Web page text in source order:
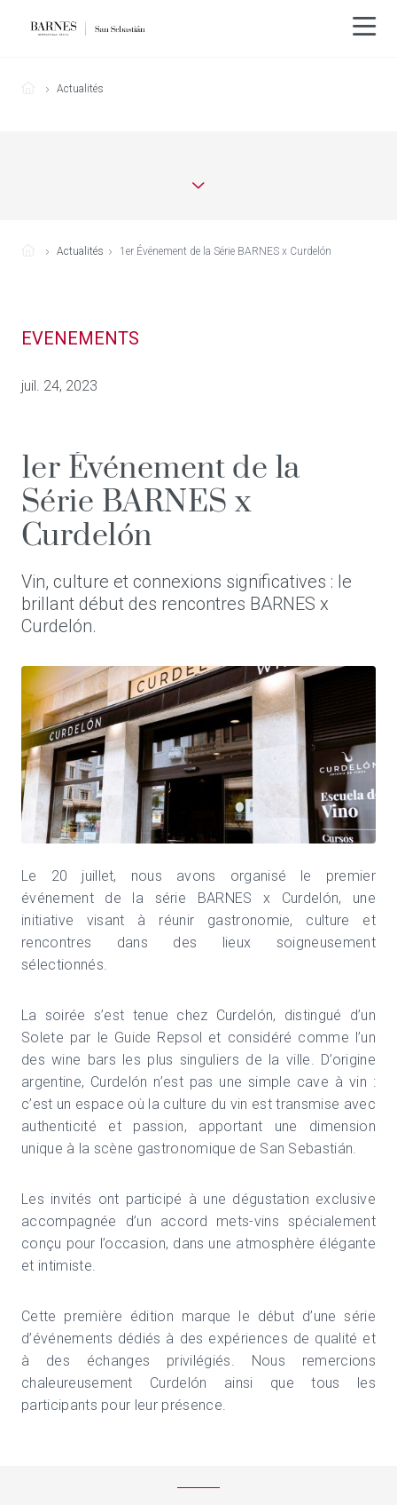
Actualités
Actualités 1er Événement de la Série BARNES x Curdelón
EVENEMENTS
juil. 24, 2023
1er Événement de la
Série BARNES x
Curdelón
Vin, culture et connexions significatives : le
brillant début des rencontres BARNES x
Curdelón.
Le 20 juillet, nous avons organisé le premier
événement de la série BARNES x Curdelón, une
initiative visant à réunir gastronomie, culture et
rencontres dans des lieux soigneusement
sélectionnés.
La soirée s’est tenue chez Curdelón, distingué d’un
Solete par le Guide Repsol et considéré comme l’un
des wine bars les plus singuliers de la ville. D’origine
argentine, Curdelón n’est pas une simple cave à vin :
c’est un espace où la culture du vin est transmise avec
authenticité et passion, apportant une dimension
unique à la scène gastronomique de San Sebastián.
Les invités ont participé à une dégustation exclusive
accompagnée d’un accord mets-vins spécialement
conçu pour l’occasion, dans une atmosphère élégante
et intimiste.
Cette première édition marque le début d’une série
d’événements dédiés à des expériences de qualité et
à des échanges privilégiés. Nous remercions
chaleureusement Curdelón ainsi que tous les
participants pour leur présence.